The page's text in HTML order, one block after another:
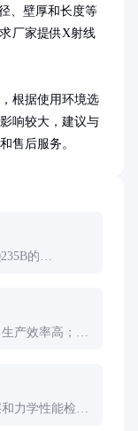
、壁厚和长度等
厂家提供X射线
根据使用环境选
响较大，建议与
售后服务。
的
产效率高；直
力学性能检测